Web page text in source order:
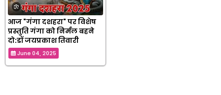
आज "गंगा दशहरा" पर विशेष
प्रस्तुति गंगा को निर्मल बहने
दो:डॉ जयप्रकाश तिवारी
June 04, 2025